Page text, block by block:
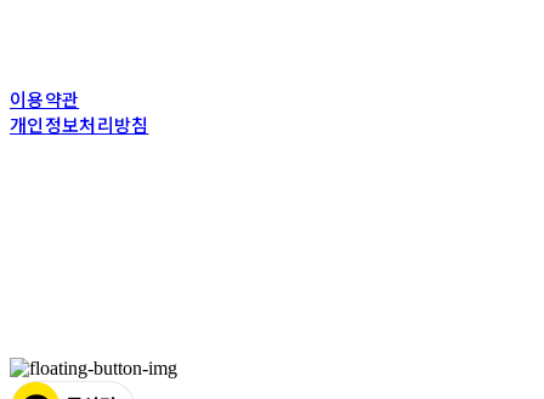
이용약관
개인정보처리방침